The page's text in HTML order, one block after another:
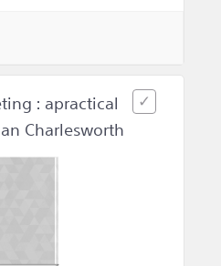
: apractical
Charlesworth.